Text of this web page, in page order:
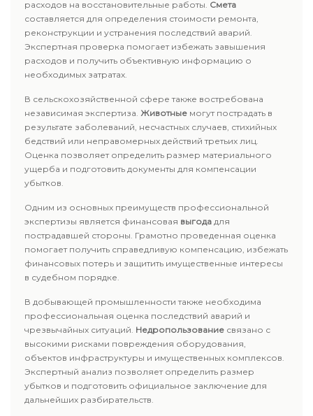
расходов на восстановительные работы. Смета
составляется для определения стоимости ремонта,
реконструкции и устранения последствий аварий.
Экспертная проверка помогает избежать завышения
расходов и получить объективную информацию о
необходимых затратах.
В сельскохозяйственной сфере также востребована
независимая экспертиза. Животные могут пострадать в
результате заболеваний, несчастных случаев, стихийных
бедствий или неправомерных действий третьих лиц.
Оценка позволяет определить размер материального
ущерба и подготовить документы для компенсации
убытков.
Одним из основных преимуществ профессиональной
экспертизы является финансовая выгода для
пострадавшей стороны. Грамотно проведенная оценка
помогает получить справедливую компенсацию, избежать
финансовых потерь и защитить имущественные интересы
в судебном порядке.
В добывающей промышленности также необходима
профессиональная оценка последствий аварий и
чрезвычайных ситуаций. Недропользование связано с
высокими рисками повреждения оборудования,
объектов инфраструктуры и имущественных комплексов.
Экспертный анализ позволяет определить размер
убытков и подготовить официальное заключение для
дальнейших разбирательств.